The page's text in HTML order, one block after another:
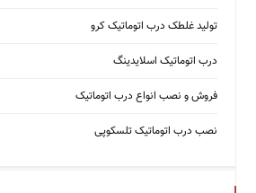
تولید غلطک درب اتوماتیک کرو
درب اتوماتیک اسلایدینگ
فروش و نصب انواع درب اتوماتیک
نصب درب اتوماتیک تلسکوپی